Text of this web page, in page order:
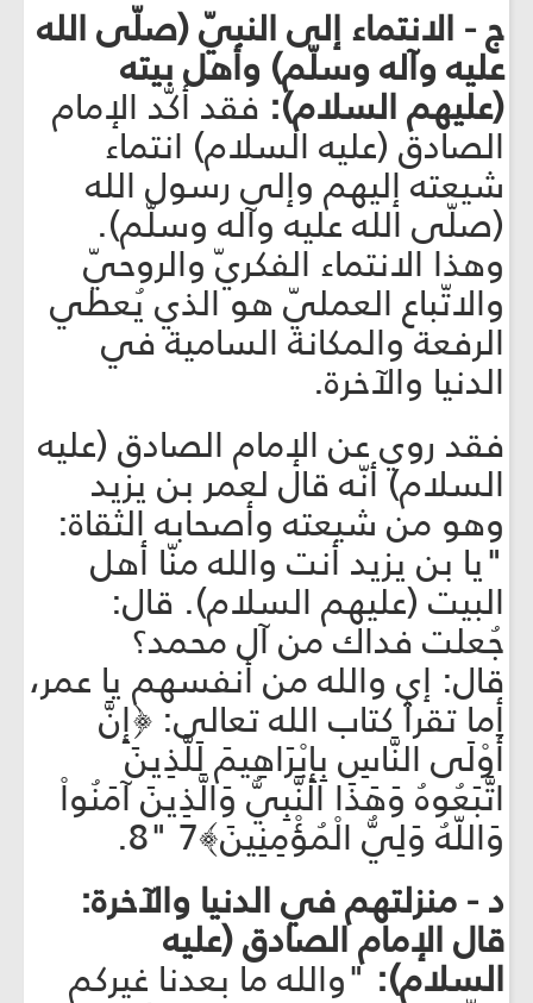
ج - الانتماء إلى النبيّ (صلّى الله
عليه وآله وسلّم) وأهل بيته
(عليهم السلام): فقد أكّد الإمام
الصادق (عليه السلام) انتماء
شيعته إليهم وإلى رسول الله
(صلّى الله عليه وآله وسلّم).
وهذا الانتماء الفكريّ والروحيّ
والاتّباع العمليّ هو الذي يُعطي
الرفعة والمكانة السامية في
الدنيا والآخرة.
فقد روي عن الإمام الصادق (عليه
السلام) أنّه قال لعمر بن يزيد
وهو من شيعته وأصحابه الثقاة:
"يا بن يزيد أنت والله منّا أهل
البيت (عليهم السلام). قال:
جُعلت فداك من آل محمد؟
قال: إي والله من أنفسهم يا عمر،
أما تقرأ كتاب الله تعالى: ﴿إِنَّ
أَوْلَى النَّاسِ بِإِبْرَاهِيمَ لَلَّذِينَ
اتَّبَعُوهُ وَهَذَا النَّبِيُّ وَالَّذِينَ آمَنُواْ
وَاللّهُ وَلِيُّ الْمُؤْمِنِينَ﴾7 "8.
د - منزلتهم في الدنيا والآخرة:
قال الإمام الصادق (عليه
السلام): "والله ما بعدنا غيركم